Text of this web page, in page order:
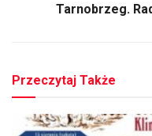
Tarnobrzeg.
Przeczytaj Także